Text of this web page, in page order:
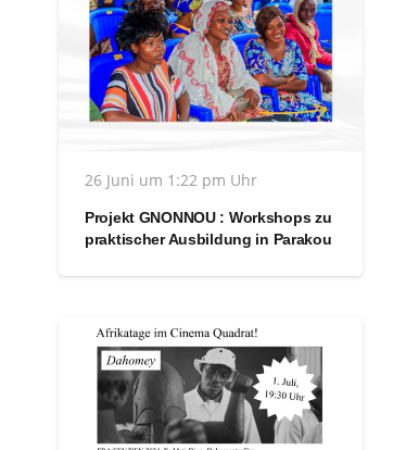
26 Juni um 1:22 pm Uhr
Projekt GNONNOU : Workshops zu
praktischer Ausbildung in Parakou